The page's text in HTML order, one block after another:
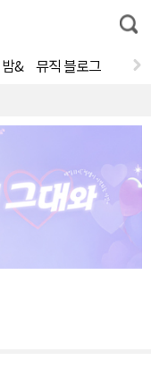
통
합
밤& 뮤직 블로그